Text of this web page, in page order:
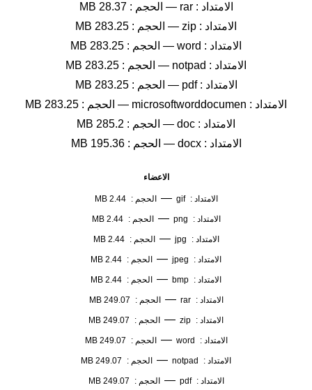
الامتداد :rar
— الحجم :28.37 MB
الامتداد : zip
— الحجم : 283.25 MB
الامتداد : word
— الحجم : 283.25 MB
الامتداد : notpad
— الحجم : 283.25 MB
الامتداد :pdf
— الحجم :283.25 MB
الامتداد : microsoftworddocumen
— الحجم : 283.25 MB
الامتداد : doc
— الحجم : 285.2 MB
الامتداد :docx
— الحجم :195.36 MB
الاعضاء
الامتداد : gif
— الحجم : 2.44 MB
الامتداد : png
— الحجم : 2.44 MB
الامتداد : jpg
— الحجم : 2.44 MB
الامتداد : jpeg
— الحجم : 2.44 MB
الامتداد : bmp
— الحجم : 2.44 MB
الامتداد : rar
— الحجم : 249.07 MB
الامتداد : zip
— الحجم : 249.07 MB
الامتداد : word
— الحجم : 249.07 MB
الامتداد : notpad
— الحجم : 249.07 MB
الامتداد : pdf
— الحجم : 249.07 MB